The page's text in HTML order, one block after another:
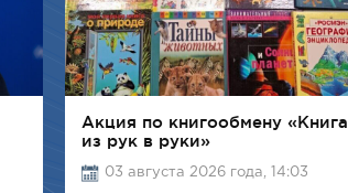
Акция по книгообмену «Книга
из рук в руки»
03 августа 2026 года, 14:03